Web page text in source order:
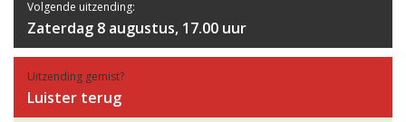
Volgende uitzending:
Zaterdag 8 augustus, 17.00 uur
Uitzending gemist?
Luister terug